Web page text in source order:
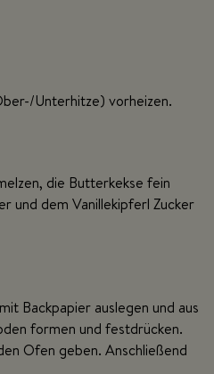
Unterhitze) vorheizen.
die Butterkekse fein
und dem Vanillekipferl Zucker
Backpapier auslegen und aus
formen und festdrücken.
Ofen geben. Anschließend